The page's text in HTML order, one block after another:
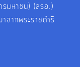
รมหาชน) (สรอ.)
จากพระราชดำริ